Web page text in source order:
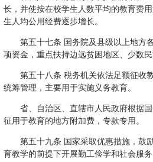
长，并使按在校学生人数平均的教育费
生人均公用经费逐步增长。
第五十七条 国务院及县级以上地方
项资金，重点扶持边远贫困地区、少数民
第五十八条 税务机关依法足额征收教
统筹管理，主要用于实施义务教育。
省、自治区、直辖市人民政府根据国
征用于教育的地方附加费，专款专用。
第五十九条 国家采取优惠措施，鼓
育教学的前提下开展勤工俭学和社会服务